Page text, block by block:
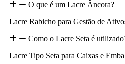
O que é um Lacre Âncora?
Lacre Rabicho para Gestão de
Como o Lacre Seta é
Lacre Tipo Seta para Caixas e